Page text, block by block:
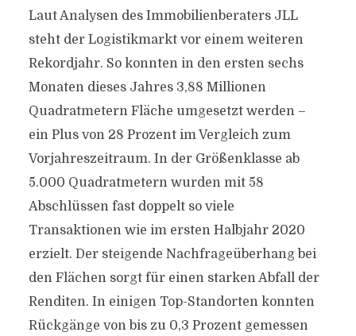
Laut Analysen des Immobilienberaters JLL
steht der Logistikmarkt vor einem weiteren
Rekordjahr. So konnten in den ersten sechs
Monaten dieses Jahres 3,88 Millionen
Quadratmetern Fläche umgesetzt werden –
ein Plus von 28 Prozent im Vergleich zum
Vorjahreszeitraum. In der Größenklasse ab
5.000 Quadratmetern wurden mit 58
Abschlüssen fast doppelt so viele
Transaktionen wie im ersten Halbjahr 2020
erzielt. Der steigende Nachfrageüberhang bei
den Flächen sorgt für einen starken Abfall der
Renditen. In einigen Top-Standorten konnten
Rückgänge von bis zu 0,3 Prozent gemessen